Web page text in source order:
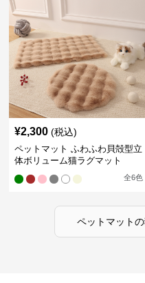
¥2,300 (税込)
ペットマット ふわふわ貝殻型立
体ボリューム猫ラグマット
全6色
ペットマットの